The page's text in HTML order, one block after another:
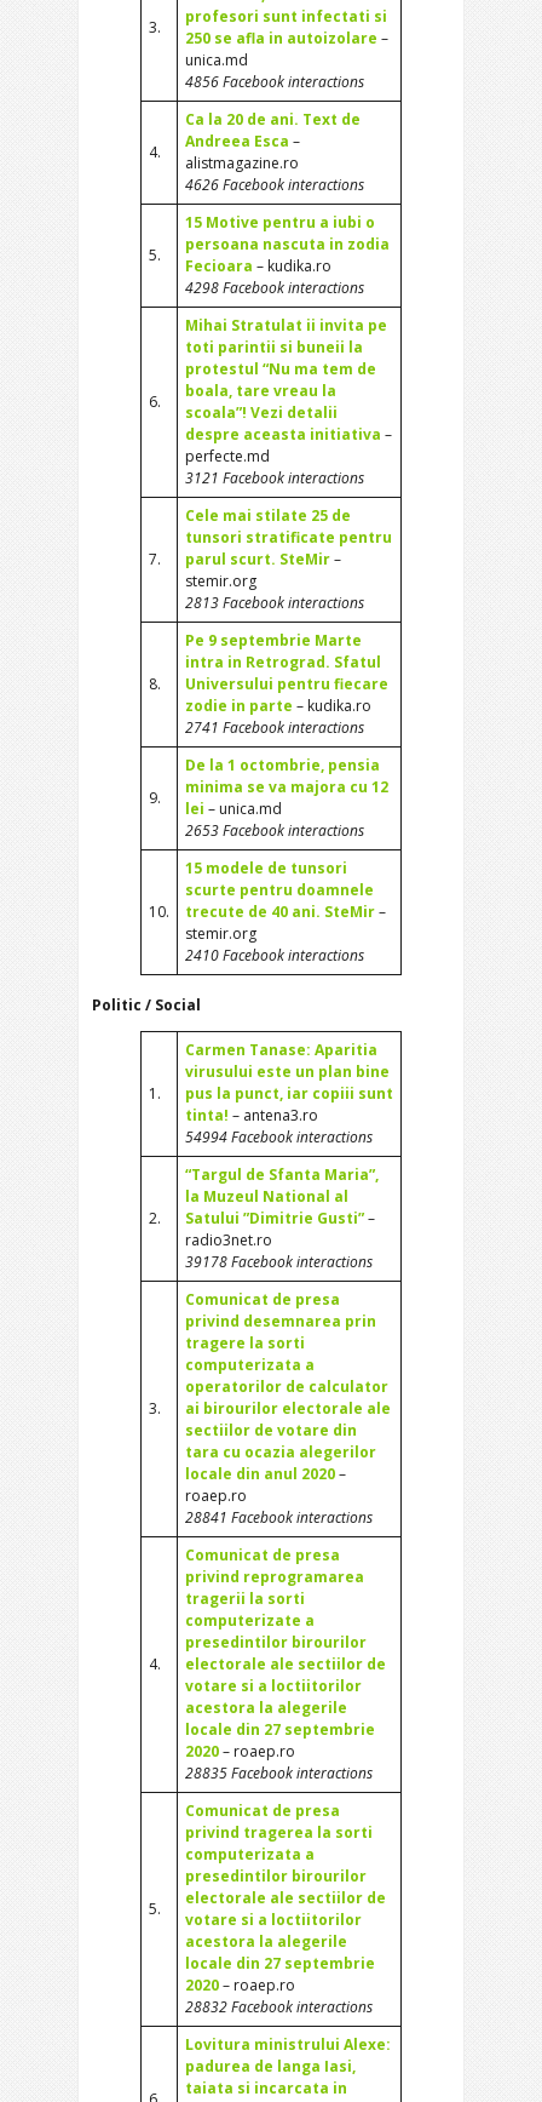
3.
profesori sunt infectati si
250 se afla in autoizolare –
unica.md
4856 Facebook interactions
4.
Ca la 20 de ani. Text de
Andreea Esca –
alistmagazine.ro
4626 Facebook interactions
5.
15 Motive pentru a iubi o
persoana nascuta in zodia
Fecioara – kudika.ro
4298 Facebook interactions
6.
Mihai Stratulat ii invita pe
toti parintii si buneii la
protestul “Nu ma tem de
boala, tare vreau la
scoala”! Vezi detalii
despre aceasta initiativa –
perfecte.md
3121 Facebook interactions
7.
Cele mai stilate 25 de
tunsori stratificate pentru
parul scurt. SteMir–
stemir.org
2813 Facebook interactions
8.
Pe 9 septembrie Marte
intra in Retrograd. Sfatul
Universului pentru fiecare
zodie in parte – kudika.ro
2741 Facebook interactions
9.
De la 1 octombrie, pensia
minima se va majora cu 12
lei – unica.md
2653 Facebook interactions
10.
15 modele de tunsori
scurte pentru doamnele
trecute de 40 ani. SteMir–
stemir.org
2410 Facebook interactions
Politic / Social
1.
Carmen Tanase: Aparitia
virusului este un plan bine
pus la punct, iar copiii sunt
tinta! – antena3.ro
54994 Facebook interactions
2.
“Targul de Sfanta Maria”,
la Muzeul National al
Satului ”Dimitrie Gusti”–
radio3net.ro
39178 Facebook interactions
3.
Comunicat de presa
privind desemnarea prin
tragere la sorti
computerizata a
operatorilor de calculator
ai birourilor electorale ale
sectiilor de votare din
tara cu ocazia alegerilor
locale din anul 2020–
roaep.ro
28841 Facebook interactions
4.
Comunicat de presa
privind reprogramarea
tragerii la sorti
computerizate a
presedintilor birourilor
electorale ale sectiilor de
votare si a loctiitorilor
acestora la alegerile
locale din 27 septembrie
2020– roaep.ro
28835 Facebook interactions
5.
Comunicat de presa
privind tragerea la sorti
computerizata a
presedintilor birourilor
electorale ale sectiilor de
votare si a loctiitorilor
acestora la alegerile
locale din 27 septembrie
2020– roaep.ro
28832 Facebook interactions
Lovitura ministrului Alexe:
padurea de langa Iasi,
taiata si incarcata in